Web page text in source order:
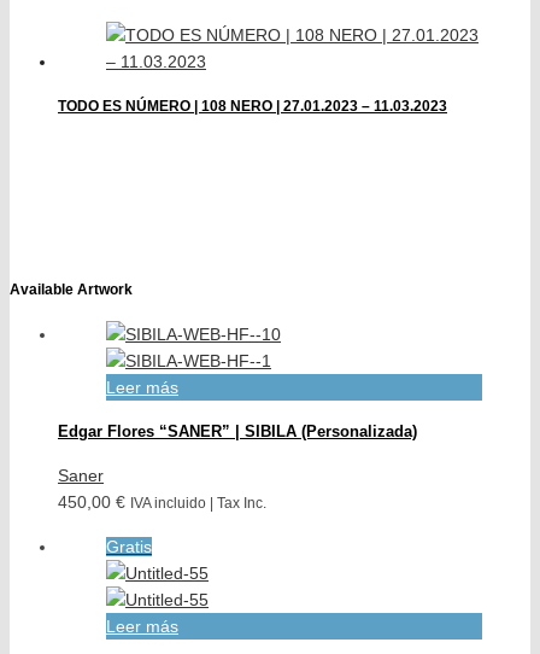
TODO ES NÚMERO | 108 NERO | 27.01.2023 – 11.03.2023
Available Artwork
Leer más
Edgar Flores “SANER” | SIBILA (Personalizada)
Saner
450,00 € IVA incluido | Tax Inc.
Gratis
Leer más